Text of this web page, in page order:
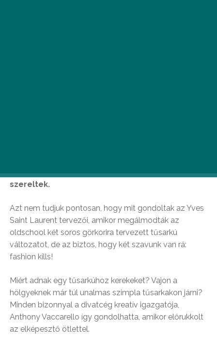
korcsolyát muatunk be, melyeket tűsarkakra
szereltek.
Azt nem tudjuk pontosan, hogy mit gondoltak az Yves
Saint Laurent tervezői, amikor megálmodták az
oldschool két soros görkorira tervezett tűsarkú
változatot, de az biztos, hogy két szavunk van rá:
fashion kills!
Miért adnak egy tűsarkúhoz kerekeket? Vajon a
hölgyeknek már túl unalmas szimpla tűsarkakon járni?
Minden bizonnyal a divatcég kreatív igazgatója,
Anthony Vaccarello így gondolhatta, amikor előrukkolt
az elképesztő ötlettel.